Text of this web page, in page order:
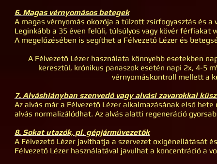
6. Magas vérnyomásos betegek
A magas vérnyomás okozója a túlzott zsírfogyasztás és
Leginkább a 35 éven felüli, túlsúlyos vagy kövér férfiakat
A megelőzésében is segíthet a Félvezető Lézer és
A Félvezető Lézer használata könnyebb esetekben
keresztül, krónikus panaszok esetén napi 2x, 4-5
vérnyomáskontroll mellett a
7. Alváshiányban szenvedő vagy alvási zavarokkal
Az alvás már a Félvezető Lézer alkalmazásának első
alvás normalizálódhat. Az alvás alatti regeneráció
8. Sokat utazók, pl. gépjárművezetők
A Félvezető Lézer javíthatja a szervezet oxigénellátását
Félvezető Lézer használatával javulhat a koncentráció a